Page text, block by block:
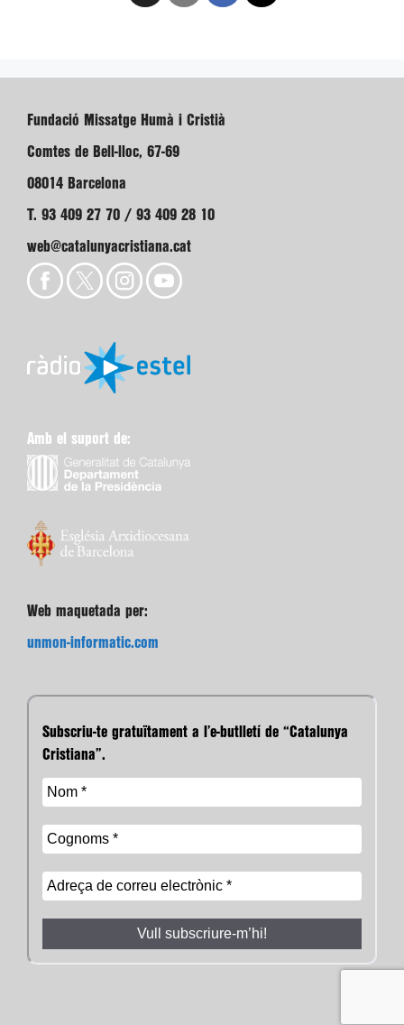
Fundació Missatge Humà i Cristià
Comtes de Bell-lloc, 67-69
08014 Barcelona
T. 93 409 27 70 / 93 409 28 10
web@catalunyacristiana.cat
Amb el suport de:
Web maquetada per:
unmon-informatic.com
Subscriu-te gratuïtament a l’e-butlletí de “Catalunya
Cristiana”.